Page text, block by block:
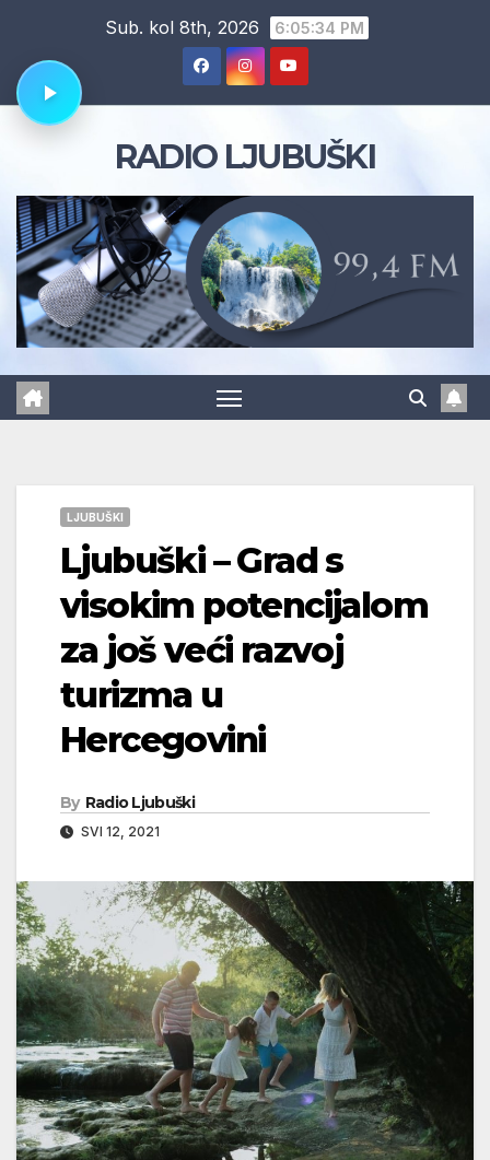
content
Sub. kol 8th, 2026 6:05:35 PM
RADIO LJUBUŠKI
LJUBUŠKI
Ljubuški – Grad s
visokim potencijalom
za još veći razvoj
turizma u
Hercegovini
By Radio Ljubuški
SVI 12, 2021